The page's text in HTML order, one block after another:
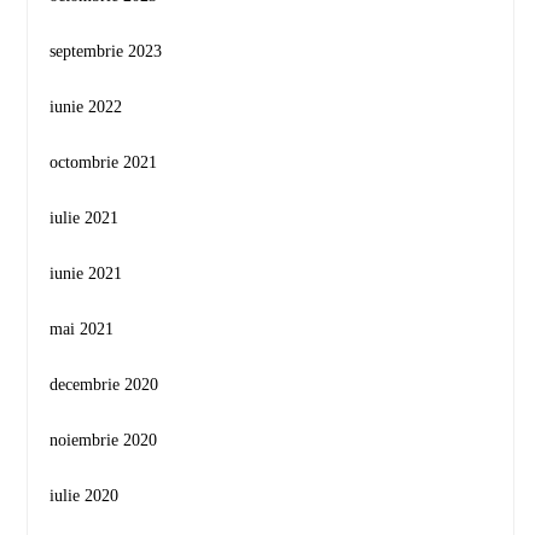
septembrie 2023
iunie 2022
octombrie 2021
iulie 2021
iunie 2021
mai 2021
decembrie 2020
noiembrie 2020
iulie 2020